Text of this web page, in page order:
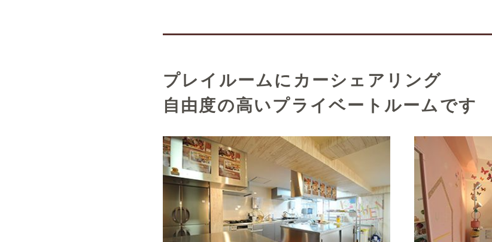
プレイルームにカーシェアリング
自由度の高いプライベートルームです